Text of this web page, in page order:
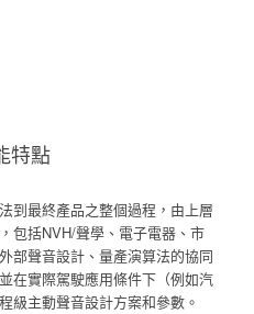
特點
到最終產品之整個過程，由上層
包括NVH/聲學、電子電器、市
部聲音設計、量產演算法的協同
在實際駕駛應用條件下（例如汽
級主動聲音設計方案和參數。